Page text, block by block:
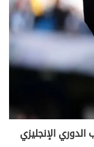
الإنجليزي